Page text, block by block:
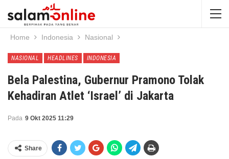
Home Indonesia Nasional
NASIONAL HEADLINES INDONESIA
Bela Palestina, Gubernur Pramono Tolak
Kehadiran Atlet ‘Israel’ di Jakarta
Pada 9 Okt 2025 11:29
Share